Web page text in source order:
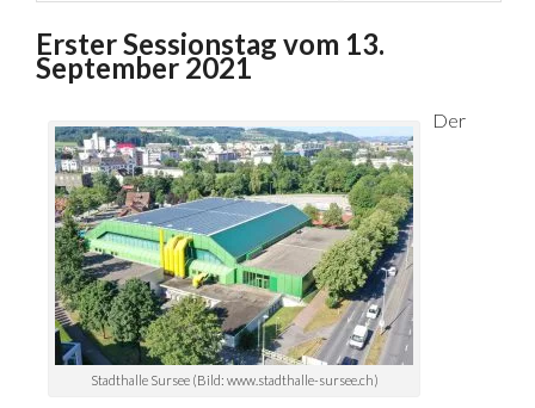
Erster Sessionstag vom 13.
September 2021
Stadthalle Sursee (Bild: www.stadthalle-sursee.ch)
Der